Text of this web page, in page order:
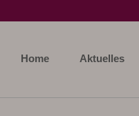
Home Aktuelles